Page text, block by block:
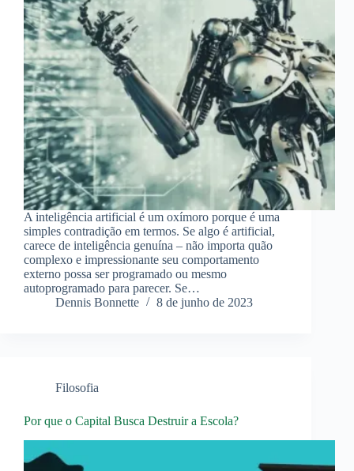
A inteligência artificial é um oxímoro porque é uma
simples contradição em termos. Se algo é artificial,
carece de inteligência genuína – não importa quão
complexo e impressionante seu comportamento
externo possa ser programado ou mesmo
autoprogramado para parecer. Se…
Dennis Bonnette
8 de junho de 2023
Filosofia
Por que o Capital Busca Destruir a Escola?